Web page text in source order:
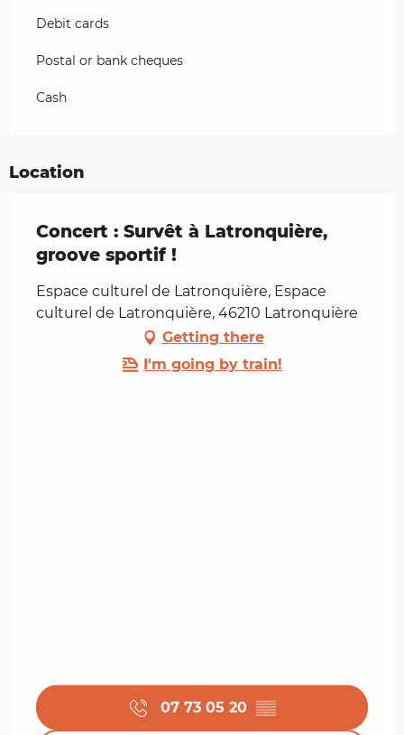
Debit cards
Postal or bank cheques
Cash
Location
Concert : Survêt à Latronquière,
groove sportif !
Espace culturel de Latronquière, Espace
culturel de Latronquière, 46210 Latronquière
Getting there
I'm going by train!
07 73 05 20 ▒▒